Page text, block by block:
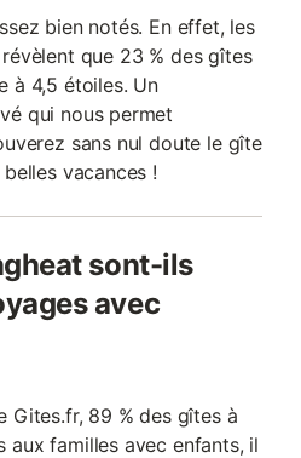
bien notés. En effet, les
que 23 % des gîtes
à 4,5 étoiles. Un
qui nous permet
sans nul doute le gîte
vacances !
sont-ils
avec
Gites.fr, 89 % des gîtes à
aux familles avec enfants, il